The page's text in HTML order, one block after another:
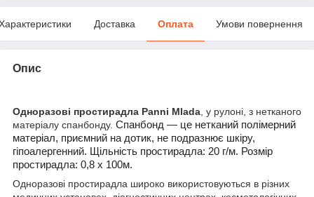
Доставка Оплата Умови повернення
Опис
Одноразові простирадла Panni Mlada , у рулоні, з нетканого
матеріалу спанбонду. Спанбонд — це нетканий полімерний
матеріал, приємний на дотик, не подразнює шкіру,
гіпоалергенний. Щільність простирадла: 20 г/м. Розмір
простирадла: 0,8 х 100м.
Одноразові простирадла широко використовуються в різних